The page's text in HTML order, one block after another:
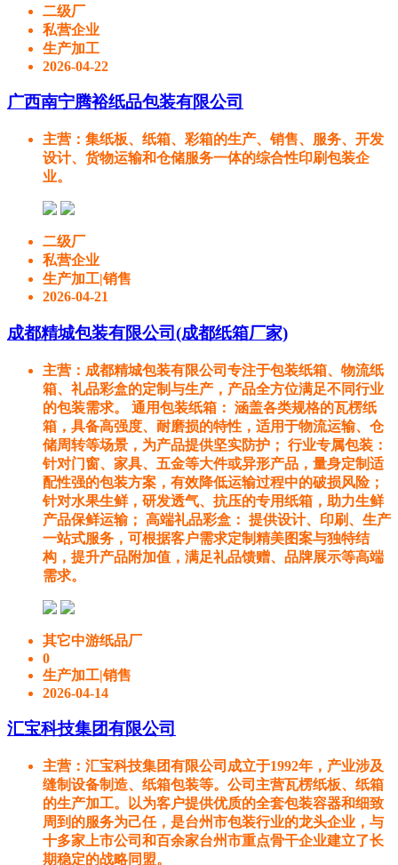
二级厂
私营企业
生产加工
2026-04-22
广西南宁腾裕纸品包装有限公司
主营 ：集纸板、纸箱、彩箱的生产、销售、服务、开发
设计、货物运输和仓储服务一体的综合性印刷包装企
业。
二级厂
私营企业
生产加工|销售
2026-04-21
成都精城包装有限公司(成都纸箱厂家)
主营 ：成都精城包装有限公司专注于包装纸箱、物流纸
箱、礼品彩盒的定制与生产，产品全方位满足不同行业
的包装需求。 通用包装纸箱： 涵盖各类规格的瓦楞纸
箱，具备高强度、耐磨损的特性，适用于物流运输、仓
储周转等场景，为产品提供坚实防护； 行业专属包装：
针对门窗、家具、五金等大件或异形产品，量身定制适
配性强的包装方案，有效降低运输过程中的破损风险；
针对水果生鲜，研发透气、抗压的专用纸箱，助力生鲜
产品保鲜运输； 高端礼品彩盒： 提供设计、印刷、生产
一站式服务，可根据客户需求定制精美图案与独特结
构，提升产品附加值，满足礼品馈赠、品牌展示等高端
需求。
其它中游纸品厂
0
生产加工|销售
2026-04-14
汇宝科技集团有限公司
主营 ：汇宝科技集团有限公司成立于1992年，产业涉及
缝制设备制造、纸箱包装等。公司主营瓦楞纸板、纸箱
的生产加工。以为客户提供优质的全套包装容器和细致
周到的服务为己任，是台州市包装行业的龙头企业，与
十多家上市公司和百余家台州市重点骨干企业建立了长
期稳定的战略同盟。